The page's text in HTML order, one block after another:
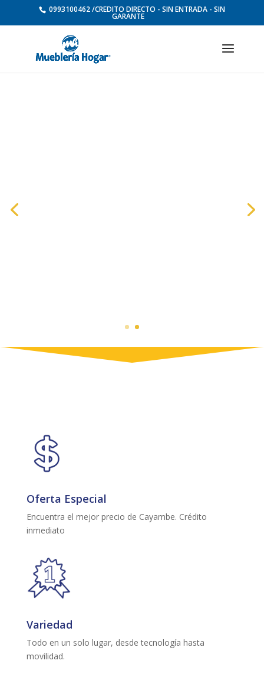
0993100462 /CREDITO DIRECTO - SIN ENTRADA - SIN
GARANTE
Oferta Especial
Encuentra el mejor precio de Cayambe. Crédito
inmediato
Variedad
Todo en un solo lugar, desde tecnología hasta
movilidad.